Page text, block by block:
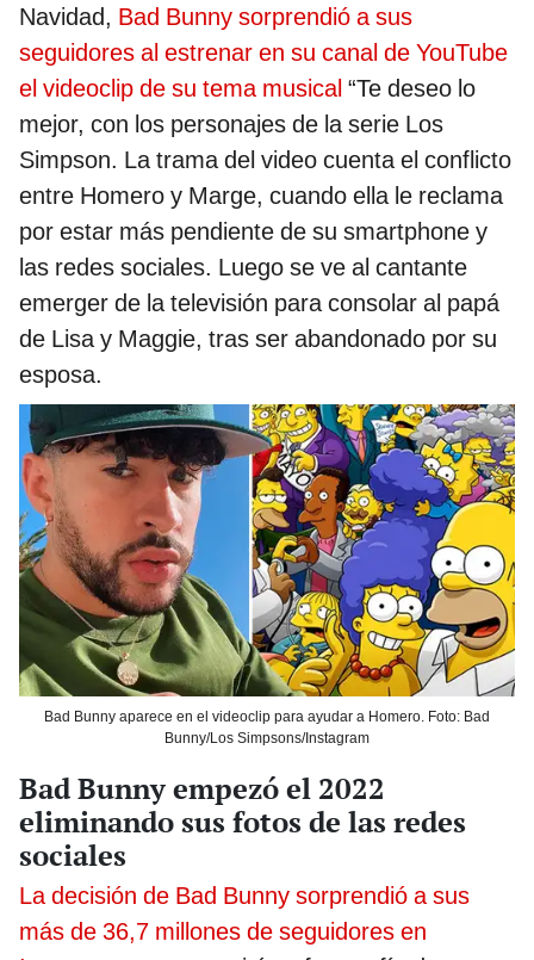
Navidad, Bad Bunny sorprendió a sus
seguidores al estrenar en su canal de YouTube
el videoclip de su tema musical “Te deseo lo
mejor, con los personajes de la serie Los
Simpson. La trama del video cuenta el conflicto
entre Homero y Marge, cuando ella le reclama
por estar más pendiente de su smartphone y
las redes sociales. Luego se ve al cantante
emerger de la televisión para consolar al papá
de Lisa y Maggie, tras ser abandonado por su
esposa.
Bad Bunny aparece en el videoclip para ayudar a Homero. Foto: Bad
Bunny/Los Simpsons/Instagram
Bad Bunny empezó el 2022
eliminando sus fotos de las redes
sociales
La decisión de Bad Bunny sorprendió a sus
más de 36,7 millones de seguidores en